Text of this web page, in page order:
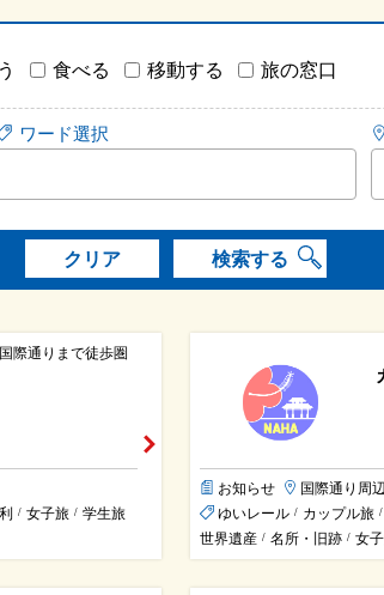
食べる 移動する 旅の窓口
ワード選択
クリア 検索する
通りまで徒歩圏
/ 女子旅 / 学生旅
お知らせ 国際通り周辺
ゆいレール / カップル旅 /
世界遺産 / 名所・旧跡 / 女